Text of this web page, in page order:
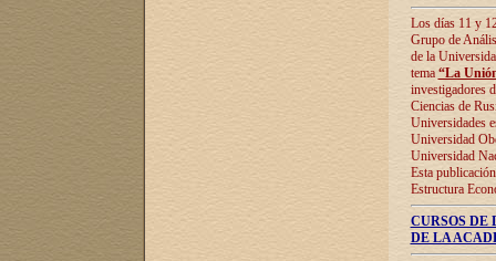
Los días 11 y
Grupo de
de la
tema “La
investigadores
Ciencias de
Universidades
Universidad
Universidad
Esta
Estructura
CURSOS
DE LA